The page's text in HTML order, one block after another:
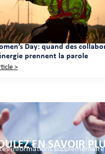
Day: quand des
prennent la parole
>
EN SAVOIR
informations